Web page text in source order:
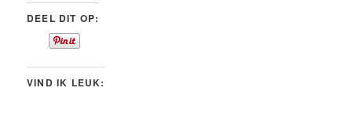
DEEL DIT OP:
VIND IK LEUK: